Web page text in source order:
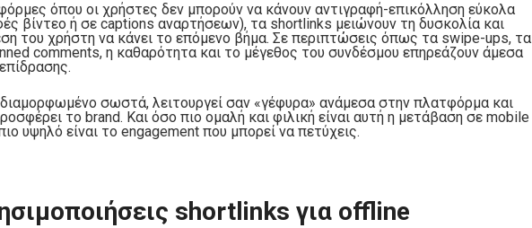
όπου οι χρήστες δεν μπορούν να κάνουν αντιγραφή-επικόλληση εύκολα
βίντεο ή σε captions αναρτήσεων), τα shortlinks μειώνουν τη δυσκολία και
του χρήστη να κάνει το επόμενο βήμα. Σε περιπτώσεις όπως τα swipe-ups, τα
comments, η καθαρότητα και το μέγεθος του συνδέσμου επηρεάζουν άμεσα
σωστά, λειτουργεί σαν «γέφυρα» ανάμεσα στην πλατφόρμα και
το brand. Και όσο πιο ομαλή και φιλική είναι αυτή η μετάβαση σε mobile
υψηλό είναι το engagement που μπορεί να πετύχεις.
shortlinks για offline